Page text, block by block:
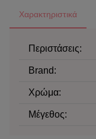
Χαρακτηριστικά
Περιστάσεις:
Brand:
Χρώμα:
Μέγεθος: